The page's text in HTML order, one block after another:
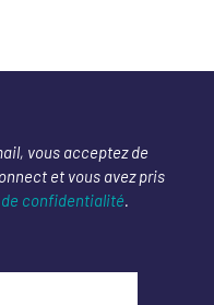
vous acceptez de
et vous avez pris
confidentialité.